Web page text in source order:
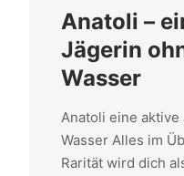
Anatoli –
Jägerin
Wasser
Anatoli eine
Wasser Alles im
Rarität wird dich